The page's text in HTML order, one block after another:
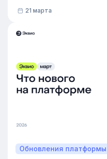
неформальный лидер
процессы в компании и
неформальных лидеров и
может стать стратегией
которая повысит
более позитивную
сделать — рассказали в
21 марта
Обновления платформы